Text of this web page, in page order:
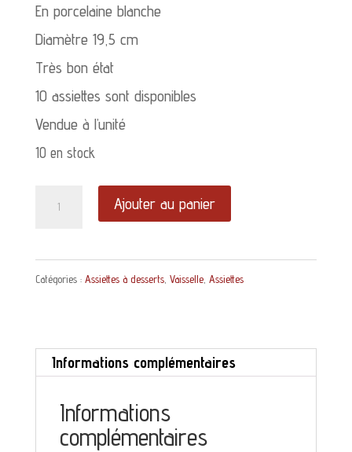
En porcelaine blanche
Diamètre 19,5 cm
Très bon état
10 assiettes sont disponibles
Vendue à l’unité
10 en stock
quantité
Assiette
à
Studio
Ajouter au panier
Catégories : Assiettes à desserts, Vaisselle, Assiettes
Informations complémentaires
Informations
complémentaires